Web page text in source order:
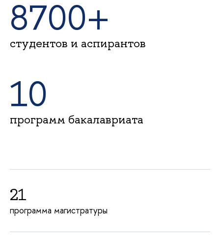
8700+
студентов и аспирантов
10
программ бакалавриата
21
программа магистратуры